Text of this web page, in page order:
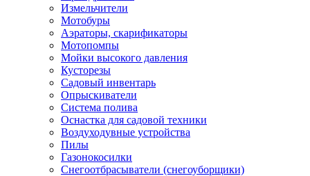
Измельчители
Мотобуры
Аэраторы, скарификаторы
Мотопомпы
Мойки высокого давления
Кусторезы
Садовый инвентарь
Опрыскиватели
Система полива
Оснастка для садовой техники
Воздуходувные устройства
Пилы
Газонокосилки
Снегоотбрасыватели (снегоуборщики)